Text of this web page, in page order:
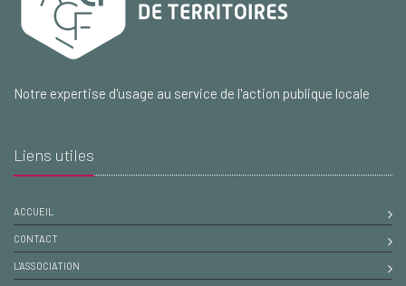
Notre expertise d'usage au service de l'action publique locale
Liens utiles
ACCUEIL
CONTACT
L'ASSOCIATION